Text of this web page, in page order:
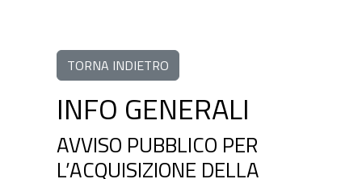
TORNA INDIETRO
INFO GENERALI
AVVISO PUBBLICO PER
L’ACQUISIZIONE DELLA